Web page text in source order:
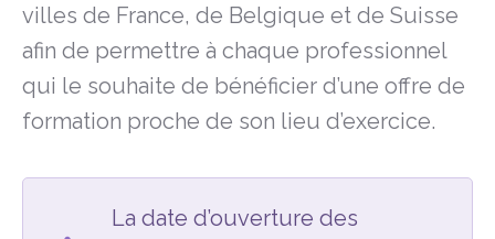
villes de France, de Belgique et de Suisse
afin de permettre à chaque professionnel
qui le souhaite de bénéficier d’une offre de
formation proche de son lieu d’exercice.
La date d’ouverture des